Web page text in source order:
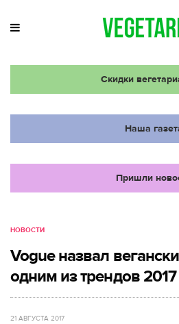
Скидки
Наша
Пришли
НОВОСТИ
Vogue назвал
одним из трендов 2017
21 АВГУСТА 2017